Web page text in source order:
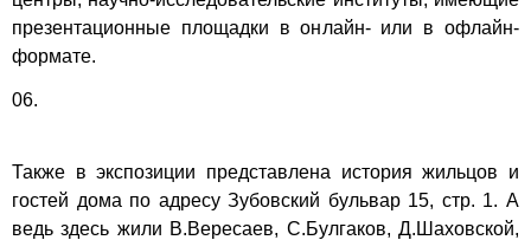
презентационные площадки в онлайн- или в офлайн-
формате.
06.
Также в экспозиции представлена история жильцов и
гостей дома по адресу Зубовский бульвар 15, стр. 1. А
ведь здесь жили В.Вересаев, С.Булгаков, Д.Шаховской,